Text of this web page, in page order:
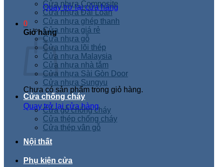
Quay trở lại cửa hàng
0
Giỏ hàng
Chưa có sản phẩm trong giỏ hàng.
Quay trở lại cửa hàng
Cửa nhựa Composite
Cửa nhựa Đài Loan
Cửa nhựa ghép thanh
Cửa nhựa giá rẻ
Cửa nhựa gỗ
Cửa nhựa lõi thép
Cửa nhựa Malaysia
Cửa nhựa nhà tắm
Cửa nhựa Sài Gòn Door
Cửa nhựa Sungyu
Cửa chống cháy
Cửa gỗ chống cháy
Cửa thép chống cháy
Cửa thép vân gỗ
Nội thất
Phụ kiện cửa